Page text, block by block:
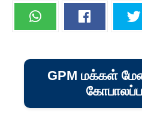
GPM மக்கள்